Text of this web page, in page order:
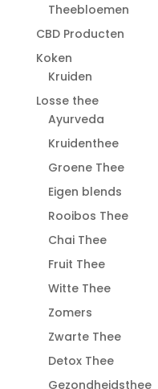
Theebloemen
CBD Producten
Koken
Kruiden
Losse thee
Ayurveda
Kruidenthee
Groene Thee
Eigen blends
Rooibos Thee
Chai Thee
Fruit Thee
Witte Thee
Zomers
Zwarte Thee
Detox Thee
Gezondheidsthee